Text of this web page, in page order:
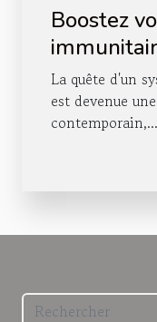
Boostez
La quête d'un
est devenue
contemporain,...